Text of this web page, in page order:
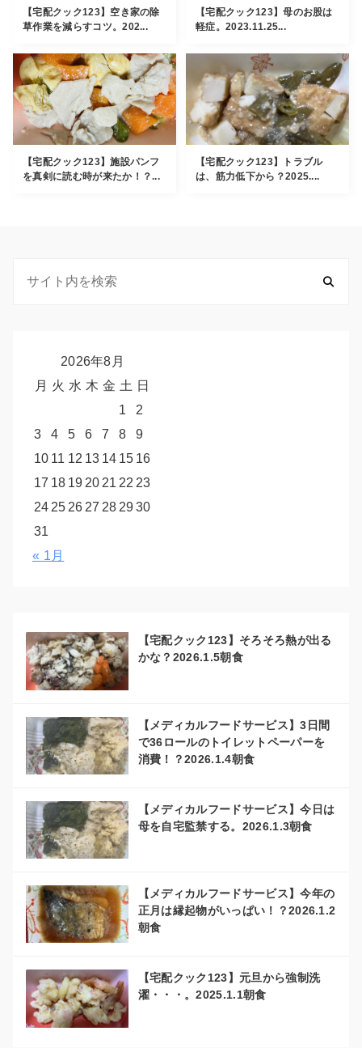
【宅配クック123】空き家の除
草作業を減らすコツ。202...
【宅配クック123】母のお股は
軽症。2023.11.25...
【宅配クック123】施設パンフ
を真剣に読む時が来たか！？...
【宅配クック123】トラブル
は、筋力低下から？2025....
2026年8月
月 火 水 木 金 土 日
1
2
3
4 5 6 7 8
9
10 11 12 13 14 15 16
17 18 19 20 21 22 23
24 25 26 27 28 2930
31
« 1月
【宅配クック123】そろそろ熱が出る
かな？2026.1.5朝食
【メディカルフードサービス】3日間
で36ロールのトイレットペーパーを
消費！？2026.1.4朝食
【メディカルフードサービス】今日は
母を自宅監禁する。2026.1.3朝食
【メディカルフードサービス】今年の
正月は縁起物がいっぱい！？2026.1.2
朝食
【宅配クック123】元旦から強制洗
濯・・・。2025.1.1朝食